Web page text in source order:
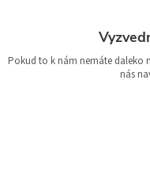
Pokud to k nám nemáte daleko
nás